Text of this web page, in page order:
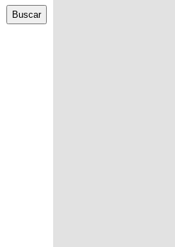
Buscar